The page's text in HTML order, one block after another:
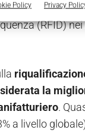
Policy Privacy
cobot, bracci
(RFID)
la
.
a livello